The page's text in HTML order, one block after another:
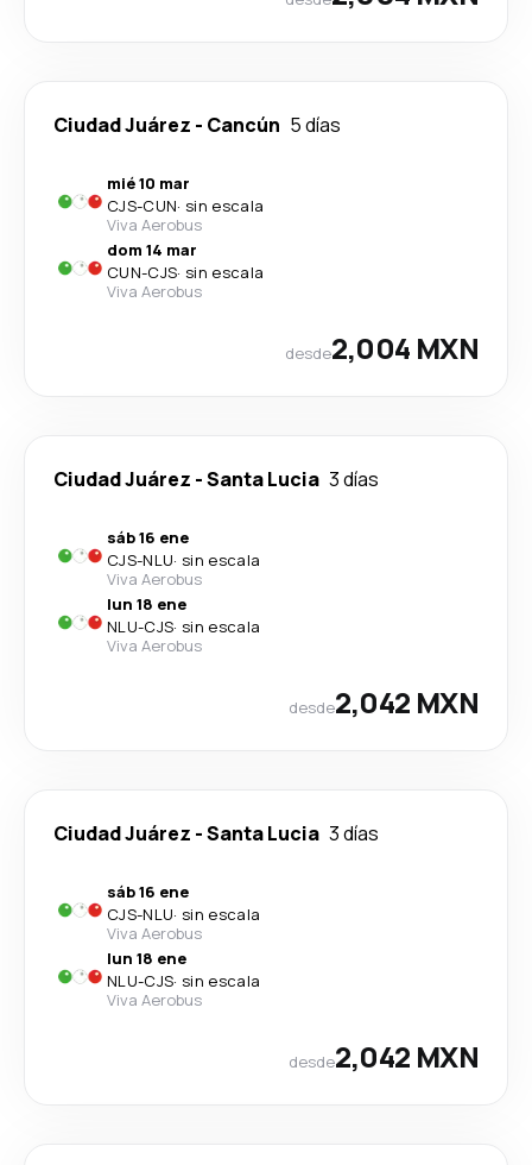
Ciudad Juárez - Cancún 5 días
mié 10 mar
CJS-CUN· sin escala
Viva Aerobus
dom 14 mar
CUN-CJS· sin escala
Viva Aerobus
desde2,004 MXN
Ciudad Juárez -Santa Lucia 3 días
sáb 16 ene
CJS-NLU· sin escala
Viva Aerobus
lun 18 ene
NLU-CJS· sin escala
Viva Aerobus
desde2,042 MXN
Ciudad Juárez -Santa Lucia 3 días
sáb 16 ene
CJS-NLU· sin escala
Viva Aerobus
lun 18 ene
NLU-CJS· sin escala
Viva Aerobus
desde2,042 MXN